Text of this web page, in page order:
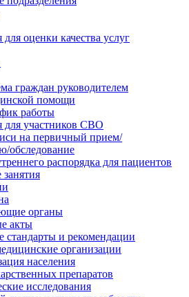
оценки качества услуг
граждан руководителем
помощи
работы
участников СВО
на первичный прием/
обследование
распорядка для пациентов
органы
акты
стандарты и рекомендации
организации
населения
препаратов
исследования